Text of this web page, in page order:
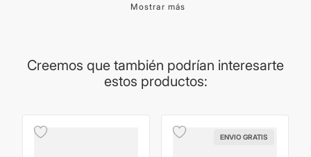
alta calidad. Características que maximizan la experiencia del
diseñadas para ser cerradas con candado. Garantia 2 años.
Las medidas son aproximadas y enviadas por el
proveedor. Las imágenes publicadas son meramente ilustrativas.
Mostrar más
Creemos que también podrían interesarte
estos productos:
ENVIO GRATIS